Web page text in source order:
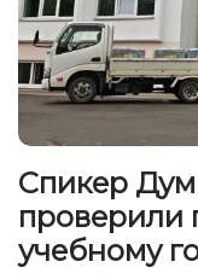
Спикер
проверили
учебному